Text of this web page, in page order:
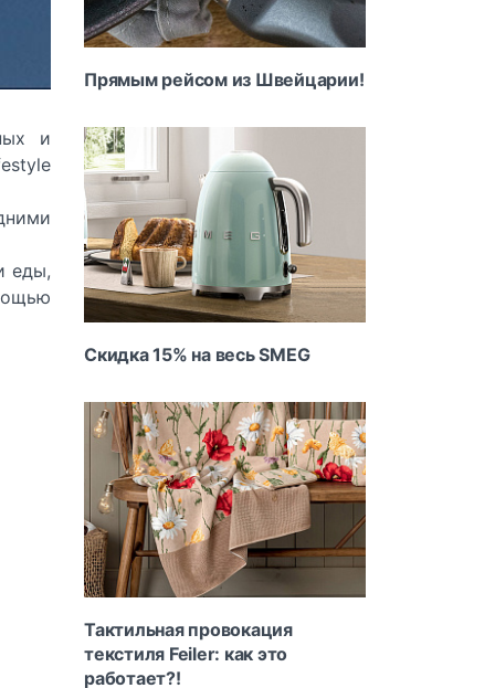
и
еды,
Прямым рейсом из Швейцарии!
Скидка 15% на весь SMEG
Тактильная провокация
текстиля Feiler: как это
работает?!